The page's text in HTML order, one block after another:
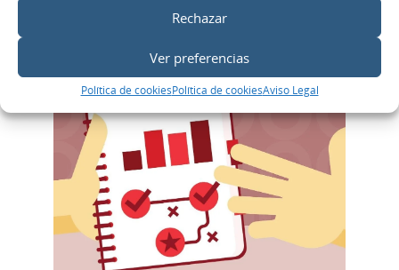
Rechazar
Ver preferencias
Política de cookiesPolítica de cookiesAviso Legal